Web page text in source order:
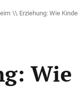
Erziehung: Wie